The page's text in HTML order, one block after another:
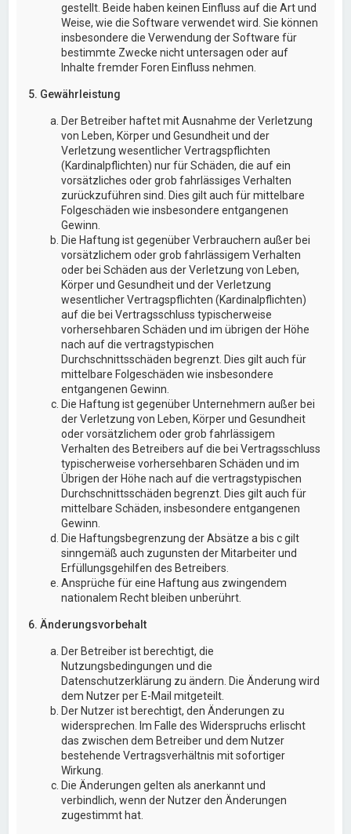
gestellt. Beide haben keinen Einfluss auf die Art und
Weise, wie die Software verwendet wird. Sie können
insbesondere die Verwendung der Software für
bestimmte Zwecke nicht untersagen oder auf
Inhalte fremder Foren Einfluss nehmen.
5. Gewährleistung
Der Betreiber haftet mit Ausnahme der Verletzung
von Leben, Körper und Gesundheit und der
Verletzung wesentlicher Vertragspflichten
(Kardinalpflichten) nur für Schäden, die auf ein
vorsätzliches oder grob fahrlässiges Verhalten
zurückzuführen sind. Dies gilt auch für mittelbare
Folgeschäden wie insbesondere entgangenen
Gewinn.
Die Haftung ist gegenüber Verbrauchern außer bei
vorsätzlichem oder grob fahrlässigem Verhalten
oder bei Schäden aus der Verletzung von Leben,
Körper und Gesundheit und der Verletzung
wesentlicher Vertragspflichten (Kardinalpflichten)
auf die bei Vertragsschluss typischerweise
vorhersehbaren Schäden und im übrigen der Höhe
nach auf die vertragstypischen
Durchschnittsschäden begrenzt. Dies gilt auch für
mittelbare Folgeschäden wie insbesondere
entgangenen Gewinn.
Die Haftung ist gegenüber Unternehmern außer bei
der Verletzung von Leben, Körper und Gesundheit
oder vorsätzlichem oder grob fahrlässigem
Verhalten des Betreibers auf die bei Vertragsschluss
typischerweise vorhersehbaren Schäden und im
Übrigen der Höhe nach auf die vertragstypischen
Durchschnittsschäden begrenzt. Dies gilt auch für
mittelbare Schäden, insbesondere entgangenen
Gewinn.
Die Haftungsbegrenzung der Absätze a bis c gilt
sinngemäß auch zugunsten der Mitarbeiter und
Erfüllungsgehilfen des Betreibers.
Ansprüche für eine Haftung aus zwingendem
nationalem Recht bleiben unberührt.
6. Änderungsvorbehalt
Der Betreiber ist berechtigt, die
Nutzungsbedingungen und die
Datenschutzerklärung zu ändern. Die Änderung wird
dem Nutzer per E-Mail mitgeteilt.
Der Nutzer ist berechtigt, den Änderungen zu
widersprechen. Im Falle des Widerspruchs erlischt
das zwischen dem Betreiber und dem Nutzer
bestehende Vertragsverhältnis mit sofortiger
Wirkung.
Die Änderungen gelten als anerkannt und
verbindlich, wenn der Nutzer den Änderungen
zugestimmt hat.